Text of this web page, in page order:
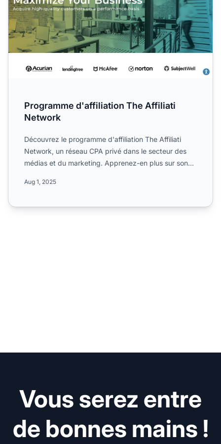
Programme d'affiliation The Affiliati
Network
Découvrez le programme d'affiliation The Affiliati
Network, un réseau CPA privé dans le secteur des
médias et du marketing. Apprenez-en plus sur son
Aug 1, 2025
Vous serez entre
de bonnes mains !